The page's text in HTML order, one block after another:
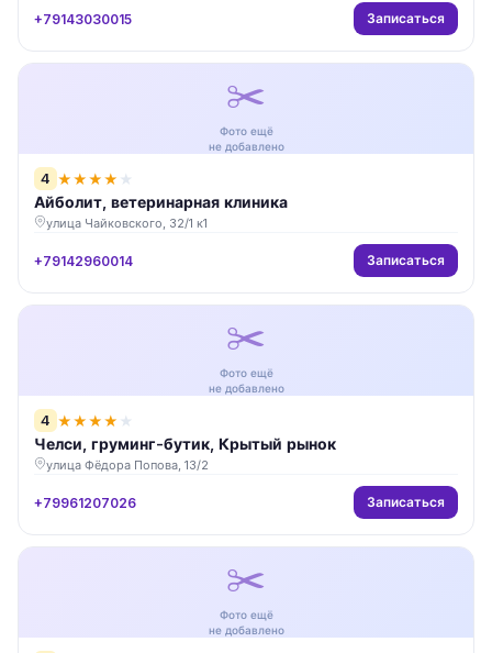
+79143030015 Записаться
✂️
Фото ещё
не добавлено
4 ★★★★ ★
Айболит, ветеринарная клиника
улица Чайковского, 32/1 к1
+79142960014 Записаться
✂️
Фото ещё
не добавлено
4 ★★★★ ★
Челси, груминг-бутик, Крытый рынок
улица Фёдора Попова, 13/2
+79961207026 Записаться
✂️
Фото ещё
не добавлено